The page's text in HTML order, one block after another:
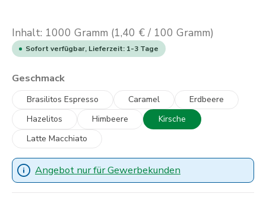
Inhalt: 1000 Gramm (1,40 € / 100 Gramm)
Sofort verfügbar, Lieferzeit: 1-3 Tage
Geschmackauswählen
Brasilitos Espresso Caramel
Erdbeere
Hazelitos
Himbeere
Kirsche
Latte Macchiato
Angebot nur für Gewerbekunden